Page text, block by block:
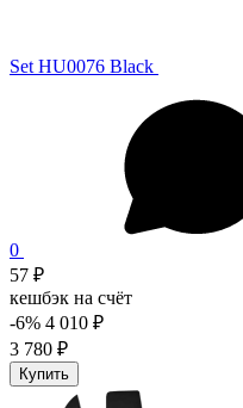
Set HU0076 Black
0
57 ₽
кешбэк на счёт
-6% 4 010 ₽
3 780 ₽
Купить